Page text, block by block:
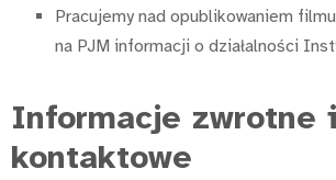
Pracujemy nad opublikowaniem
na PJM informacji o działalności
Informacje zwrotne
kontaktowe